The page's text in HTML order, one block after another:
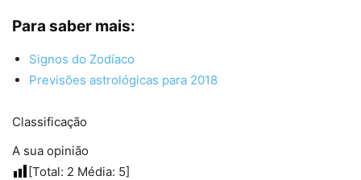
Para saber mais:
Signos do Zodíaco
Previsões astrológicas para 2018
Classificação
A sua opinião
[Total: 2 Média: 5]